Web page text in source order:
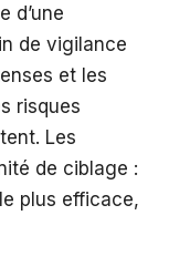
d’une
de vigilance
et les
risques
Les
de ciblage :
plus efficace,